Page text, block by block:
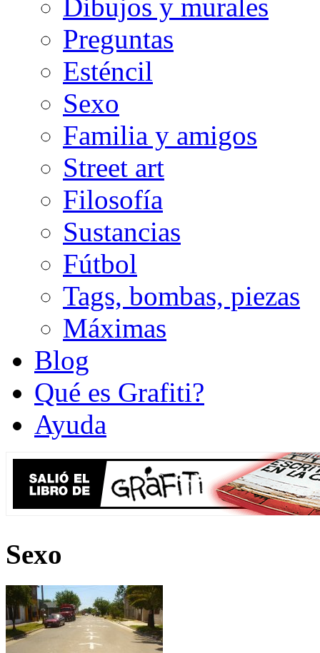
Dibujos y murales
Preguntas
Esténcil
Sexo
Familia y amigos
Street art
Filosofía
Sustancias
Fútbol
Tags, bombas, piezas
Máximas
Blog
Qué es Grafiti?
Ayuda
Sexo